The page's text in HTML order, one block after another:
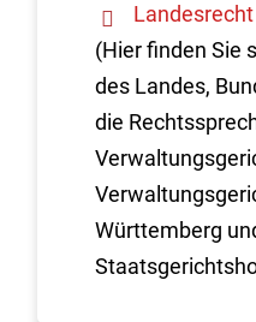
(Hier finden Sie
des Landes,
die
Württemberg